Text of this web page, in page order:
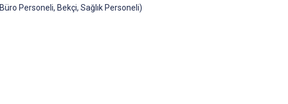
Personeli, Bekçi, Sağlık Personeli)